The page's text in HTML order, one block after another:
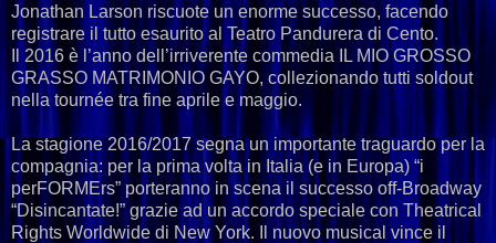
Jonathan Larson riscuote un enorme successo, facendo
registrare il tutto esaurito al Teatro Pandurera di Cento.
Il 2016 è l’anno dell’irriverente commedia IL MIO GROSSO
GRASSO MATRIMONIO GAYO, collezionando tutti soldout
nella tournée tra fine aprile e maggio.
La stagione 2016/2017 segna un importante traguardo per la
compagnia: per la prima volta in Italia (e in Europa) “i
perFORMErs” porteranno in scena il successo off-Broadway
“Disincantate!” grazie ad un accordo speciale con Theatrical
Rights Worldwide di New York. Il nuovo musical vince il